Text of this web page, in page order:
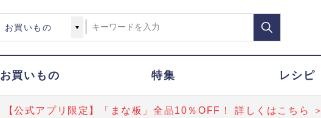
お買いもの 特集 レシピ
【公式アプリ限定】「まな板」全品10％OFF！ 詳しくはこちら ＞